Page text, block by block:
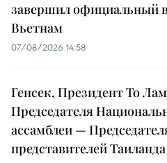
завершил официальный
Вьетнам
07/08/2026 14:58
Генсек, Президент То
Председателя
ассамблеи —
представителей Таиланда